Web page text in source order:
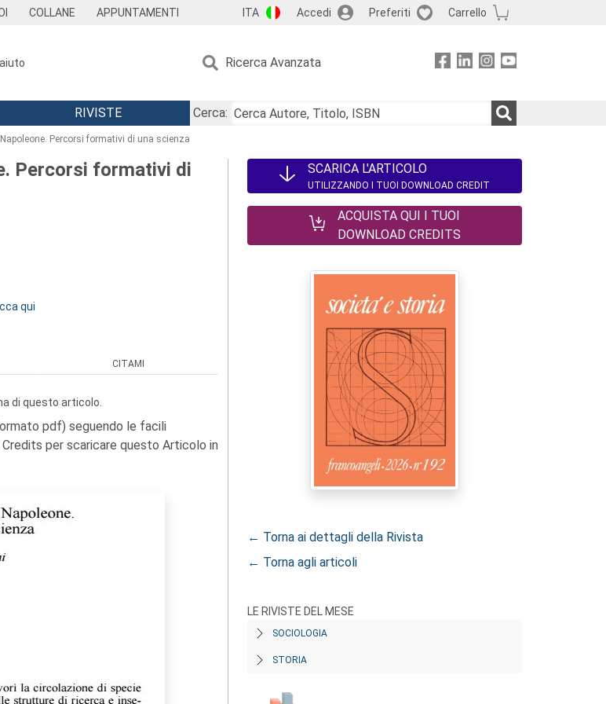
COLLANE APPUNTAMENTI ITA Accedi Preferiti Carrello
aiuto Ricerca Avanzata
RIVISTE
Cerca:
Percorsi formativi di una scienza
Percorsi formativi di
qui
CITAMI
di questo articolo.
pdf) seguendo le facili
Credits per scaricare questo Articolo in
SCARICA L'ARTICOLO
UTILIZZANDO I TUOI DOWNLOAD CREDIT
ACQUISTA QUI I TUOI
DOWNLOAD CREDITS
← Torna ai dettagli della Rivista
← Torna agli articoli
LE RIVISTE DEL MESE
SOCIOLOGIA
STORIA